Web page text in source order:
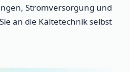
Stromversorgung und
an die Kältetechnik selbst